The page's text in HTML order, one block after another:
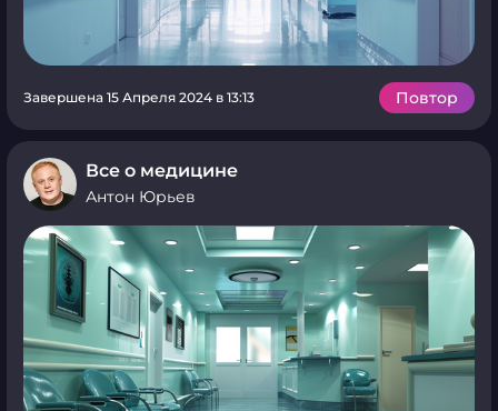
Завершена 15 Апреля 2024 в 13:13 Повтор
Все о медицине
Антон Юрьев